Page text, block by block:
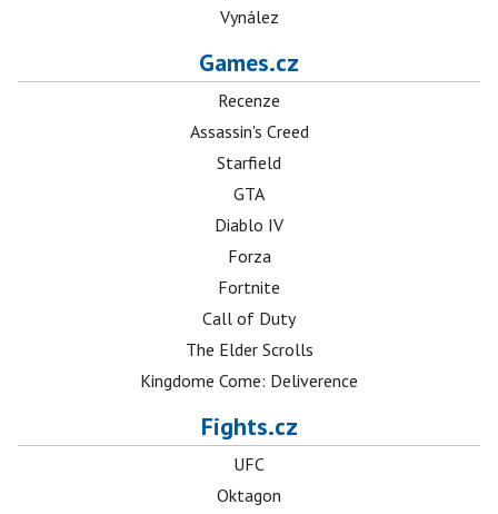
Vynález
Games.cz
Recenze
Assassin's Creed
Starfield
GTA
Diablo IV
Forza
Fortnite
Call of Duty
The Elder Scrolls
Kingdome Come: Deliverence
Fights.cz
UFC
Oktagon